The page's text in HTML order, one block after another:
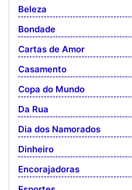
Beleza
Bondade
Cartas de Amor
Casamento
Copa do Mundo
Da Rua
Dia dos Namorados
Dinheiro
Encorajadoras